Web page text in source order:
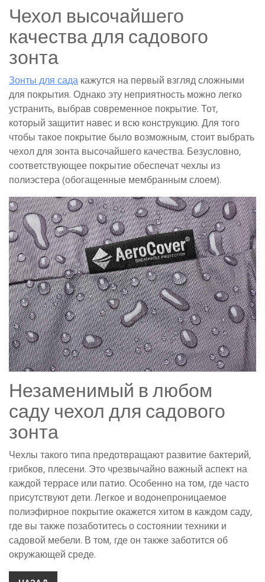
Чехол высочайшего
качества для садового
зонта
Зонты для садакажутся на первый взгляд сложными
для покрытия. Однако эту неприятность можно легко
устранить, выбрав современное покрытие. Тот,
который защитит навес и всю конструкцию. Для того
чтобы такое покрытие было возможным, стоит выбрать
чехол для зонта высочайшего качества. Безусловно,
соответствующее покрытие обеспечат чехлы из
полиэстера (обогащенные мембранным слоем).
Незаменимый в любом
саду чехол для садового
зонта
Чехлы такого типа предотвращают развитие бактерий,
грибков, плесени. Это чрезвычайно важный аспект на
каждой террасе или патио. Особенно на том, где часто
присутствуют дети. Легкое и водонепроницаемое
полиэфирное покрытие окажется хитом в каждом саду,
где вы также позаботитесь о состоянии техники и
садовой мебели. В том, где он также заботится об
окружающей среде.